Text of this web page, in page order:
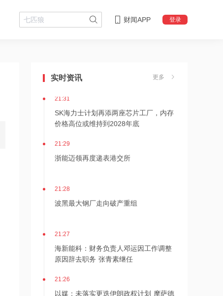
财闻APP 登录
实时资讯 更多
三大指数高开，美光、博通、英特尔集
21:31
SK海力士计划再添两座芯片工厂，内存
价格高位或维持到2028年底
21:29
浙能迈领再度递表港交所
21:28
波黑最大钢厂走向破产重组
21:27
海新能科：财务负责人邓运因工作调整
原因辞去职务 张青素继任
21:26
以媒：未落实更迭伊朗政权计划 摩萨德